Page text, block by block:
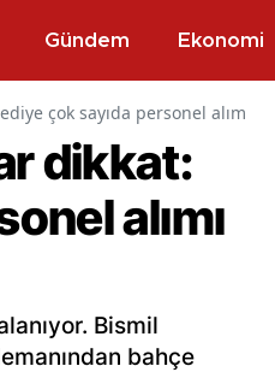
Gündem Ekonomi
çok sayıda personel alımı
dikkat:
alımı
Bismil
bahçe